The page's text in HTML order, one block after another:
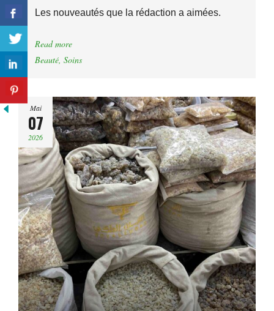
Les nouveautés que la rédaction a aimées.
Read more
Beauté, Soins
Mai
07
2026